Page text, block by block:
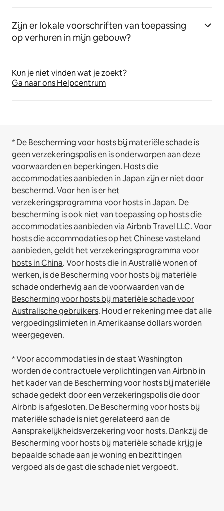
Zijn er lokale voorschriften van toepassing
op verhuren in mijn gebouw?
Kun je niet vinden wat je zoekt?
Ga naar ons Helpcentrum
* De Bescherming voor hosts bij materiële schade is
geen verzekeringspolis en is onderworpen aan deze
voorwaarden en beperkingen. Hosts die
accommodaties aanbieden in Japan zijn er niet door
beschermd. Voor hen is er het
verzekeringsprogramma voor hosts in Japan. De
bescherming is ook niet van toepassing op hosts die
accommodaties aanbieden via Airbnb Travel LLC.Voor
hosts die accommodaties op het Chinese vasteland
aanbieden, geldt hetverzekeringsprogramma voor
hosts in China.Voor hosts die in Australië wonen of
werken, is de Bescherming voor hosts bij materiële
schade onderhevig aan de voorwaarden van de
Bescherming voor hosts bij materiële schade voor
Australische gebruikers. Houd er rekening mee dat alle
vergoedingslimieten in Amerikaanse dollars worden
weergegeven.
* Voor accommodaties in de staat Washington
worden de contractuele verplichtingen van Airbnb in
het kader van de Bescherming voor hosts bij materiële
schade gedekt door een verzekeringspolis die door
Airbnb is afgesloten. De Bescherming voor hosts bij
materiële schade is niet gerelateerd aan de
Aansprakelijkheidsverzekering voor hosts. Dankzij de
Bescherming voor hosts bij materiële schade krijg je
bepaalde schade aan je woning en bezittingen
vergoed als de gast die schade niet vergoedt.